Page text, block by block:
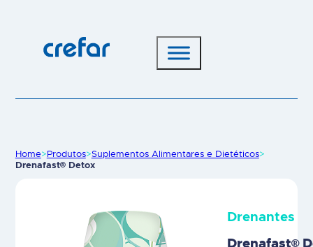
Home>Produtos>Suplementos Alimentares e Dietéticos>
Drenafast® Detox
Drenantes